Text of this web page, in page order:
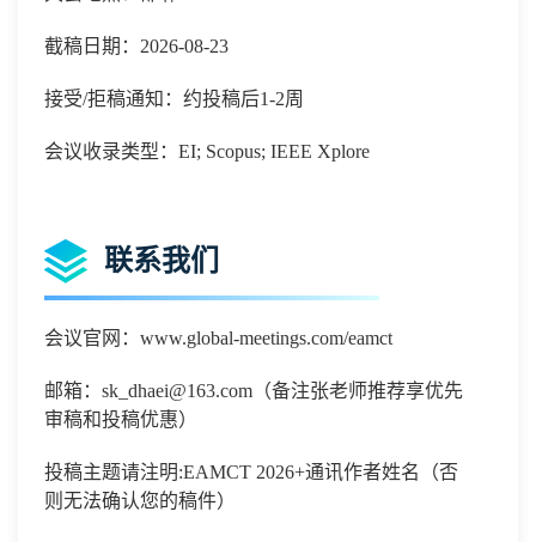
截稿日期：2026-08-23
接受/拒稿通知：约投稿后1-2周
会议收录类型：EI; Scopus; IEEE Xplore
联系我们
会议官网： www.global-meetings.com/eamct
邮箱： sk_dhaei@163.com （备注张老师推荐享优先
审稿和投稿优惠）
投稿主题请注明:EAMCT 2026+通讯作者姓名（否
则无法确认您的稿件）